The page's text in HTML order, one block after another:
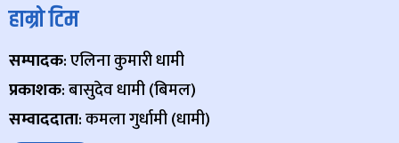
हाम्रो टिम
सम्पादक: एलिना कुमारी धामी
प्रकाशक: बासुदेव धामी (बिमल)
सम्वाददाता: कमला गुर्धामी (धामी)